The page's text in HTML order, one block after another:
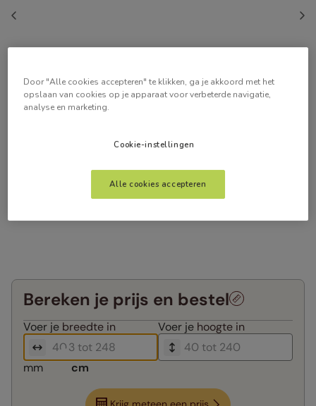
Bereken je prijs en bestel
Voer je breedte in Voer je hoogte in
mm cm
Door "Alle cookies accepteren" te klikken, ga je akkoord met het
opslaan van cookies op je apparaat voor verbeterde navigatie,
analyse en marketing.
Cookie-instellingen
Alle cookies accepteren